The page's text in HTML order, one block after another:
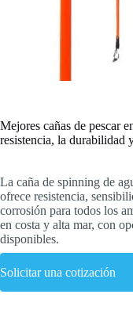
Mejores cañas de pescar
resistencia, la durabilidad
La caña de spinning de
ofrece resistencia,
corrosión para todos los
en costa y alta mar, con
disponibles.
Solicitar una cotización